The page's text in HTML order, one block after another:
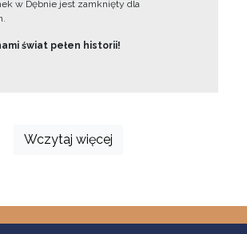
w Dębnie jest zamknięty dla
świat pełen historii!
Wczytaj więcej